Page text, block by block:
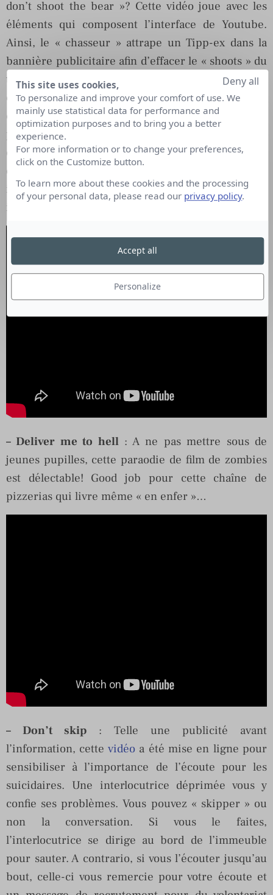
don’t shoot the bear »? Cette vidéo joue avec les
éléments qui composent l’interface de Youtube.
Ainsi, le « chasseur » attrape un Tipp-ex dans la
bannière publicitaire afin d’effacer le « shoots » du
titre de la vidéo, « a hunter shoots a bear ». Là où
ça devient vraiment fort, c’est que nous pouvons
choisir ce qui va remplacer ce « shoots ». Nous
pouvons aller de « plays » à « eats » en passant
évidemment par « fucks ». Autant de combinaisons
qui nous emmèneront vers autant de vidéos les
illustrant. Alors, laissez vagabonder votre
imagination!
– Deliver me to hell: A ne pas mettre sous de
jeunes pupilles, cette paraodie de film de zombies
est délectable! Good job pour cette chaîne de
pizzerias qui livre même « en enfer »…
– Don’t skip : Telle une publicité avant
l’information, cette vidéoa été mise en ligne pour
sensibiliser à l’importance de l’écoute pour les
suicidaires. Une interlocutrice déprimée vous y
confie ses problèmes. Vous pouvez « skipper » ou
non la conversation. Si vous le faites,
l’interlocutrice se dirige au bord de l’immeuble
pour sauter. A contrario, si vous l’écouter jusqu’au
bout, celle-ci vous remercie pour votre écoute et
This site uses cookies,
To personalize and improve your comfort of use. We
mainly use statistical data for performance and
optimization purposes and to bring you a better
experience.
For more information or to change your preferences,
click on the Customize button.
To learn more about these cookies and the processing
of your personal data, please read our privacy policy.
Personalize
Deny all
Accept all